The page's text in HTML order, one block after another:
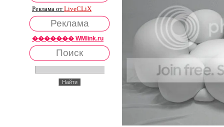
Реклама от LiveCLiX
Реклама
������� WMlink.ru
Поиск